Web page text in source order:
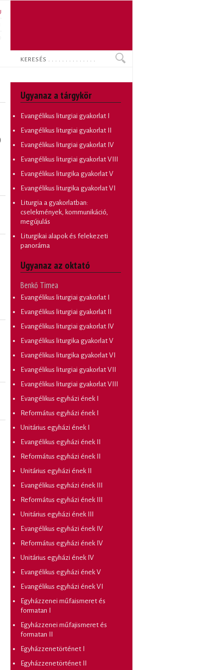
Keresés
Ugyanaz a tárgykör
Evangélikus liturgiai gyakorlat I
Evangélikus liturgiai gyakorlat II
Evangélikus liturgiai gyakorlat IV
Evangélikus liturgiai gyakorlat VIII
Evangélikus liturgika gyakorlat V
Evangélikus liturgika gyakorlat VI
Liturgia a gyakorlatban:
cselekmények, kommunikáció,
megújulás
Liturgikai alapok és felekezeti
panoráma
Ugyanaz az oktató
Benkő Timea
Evangélikus liturgiai gyakorlat I
Evangélikus liturgiai gyakorlat II
Evangélikus liturgiai gyakorlat IV
Evangélikus liturgika gyakorlat V
Evangélikus liturgika gyakorlat VI
Evangélikus liturgiai gyakorlat VII
Evangélikus liturgiai gyakorlat VIII
Evangélikus egyházi ének I
Református egyházi ének I
Unitárius egyházi ének I
Evangélikus egyházi ének II
Református egyházi ének II
Unitárius egyházi ének II
Evangélikus egyházi ének III
Református egyházi ének III
Unitárius egyházi ének III
Evangélikus egyházi ének IV
Református egyházi ének IV
Unitárius egyházi ének IV
Evangélikus egyházi ének V
Evangélikus egyházi ének VI
Egyházzenei műfaismeret és
formatan I
Egyházzenei műfajismeret és
formatan II
Egyházzenetörténet I
Egyházzenetörténet II